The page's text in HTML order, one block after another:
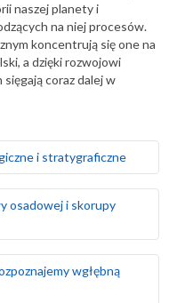
naszej planety i
na niej procesów.
koncentrują się one na
a dzięki rozwojowi
coraz dalej w
i stratygraficzne
i Europy, zarówno na
nią
wiek skał
stratygrafii
osadowej i skorupy
w odsłonięciachwgłębną